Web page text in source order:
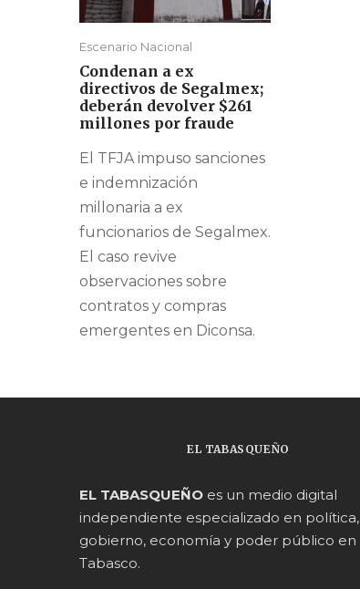
Escenario Nacional
Condenan a ex
directivos de Segalmex;
deberán devolver $261
millones por fraude
El TFJA impuso sanciones
e indemnización
millonaria a ex
funcionarios de Segalmex.
El caso revive
observaciones sobre
contratos y compras
emergentes en Diconsa.
EL TABASQUEÑO
EL TABASQUEÑO es un medio digital
independiente especializado en política,
gobierno, economía y poder público en
Tabasco.